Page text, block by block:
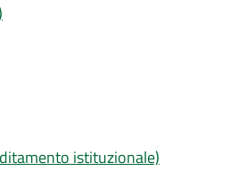
istituzionale)